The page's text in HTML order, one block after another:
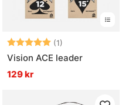
Betyg: (1)
Vision ACE leader
129 kr